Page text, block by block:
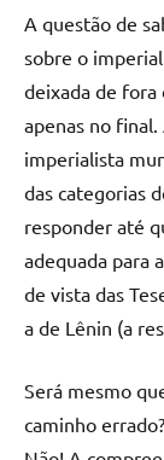
A questão de
sobre o
deixada de
apenas no
imperialista
das categorias
responder até
adequada para
de vista das
a de Lênin (a
Será mesmo
caminho